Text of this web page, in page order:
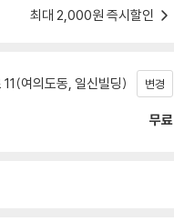
최대 2,000원 즉시할인
여의도동, 일신빌딩) 변경
무료